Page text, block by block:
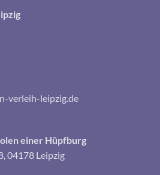
verleih-leipzig.de
einer Hüpfburg
04178 Leipzig